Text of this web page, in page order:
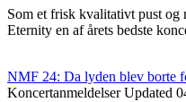
Som et frisk kvalitativt pust og
Eternity en af årets bedste
NMF 24: Da lyden blev borte
Koncertanmeldelser Updated